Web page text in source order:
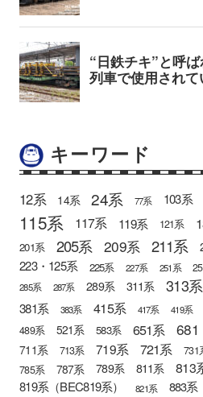
キーワード
12系 14系 24系 77系 103系
115系 117系 119系 121系
201系 205系 209系 211系
223・125系 225系 227系 251系
285系
287系 289系 311系 313系
381系 383系 415系 417系 419系
489系 521系 583系 651系 681
711系 713系 719系 721系 731
785系 787系 789系 811系 813
819系（BEC819系） 821系 883系